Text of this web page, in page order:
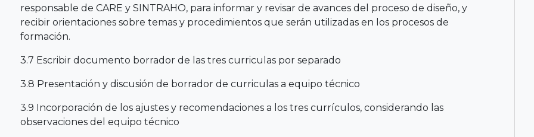
responsable de CARE y SINTRAHO, para informar y revisar de avances del proceso de diseño, y
recibir orientaciones sobre temas y procedimientos que serán utilizadas en los procesos de
formación.
3.7 Escribir documento borrador de las tres curriculas por separado
3.8 Presentación y discusión de borrador de curriculas a equipo técnico
3.9 Incorporación de los ajustes y recomendaciones a los tres currículos, considerando las
observaciones del equipo técnico